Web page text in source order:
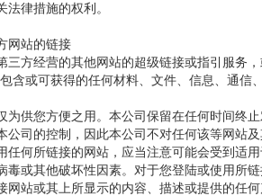
律措施的权利。
站的链接
三方经营的其他网站的超级链接或指引服务
含或可获得的任何材料、文件、信息、通
供您方便之用。本公司保留在任何时间终
公司的控制，因此本公司不对任何该等网站
任何所链接的网站，应当注意可能会受到适
毒或其他破坏性因素。对于您登陆或使用所
站或其上所显示的内容、描述或提供的任